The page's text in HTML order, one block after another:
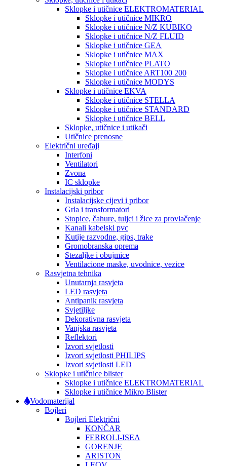
Sklopke i utičnice ELEKTROMATERIAL
Sklopke i utičnice MIKRO
Sklopke i utičnice N/Z KUBIKO
Sklopke i utičnice N/Z FLUID
Sklopke i utičnice GEA
Sklopke i utičnice MAX
Sklopke i utičnice PLATO
Sklopke i utičnice ART100 200
Sklopke i utičnice MODYS
Sklopke i utičnice EKVA
Sklopke i utičnice STELLA
Sklopke i utičnice STANDARD
Sklopke i utičnice BELL
Sklopke, utičnice i utikači
Utičnice prenosne
Električni uređaji
Interfoni
Ventilatori
Zvona
IC sklopke
Instalacijski pribor
Instalacijske cijevi i pribor
Grla i transformatori
Stopice, čahure, tuljci i žice za provlačenje
Kanali kabelski pvc
Kutije razvodne, gips, trake
Gromobranska oprema
Stezaljke i obujmice
Ventilacione maske, uvodnice, vezice
Rasvjetna tehnika
Unutarnja rasvjeta
LED rasvjeta
Antipanik rasvjeta
Svjetiljke
Dekorativna rasvjeta
Vanjska rasvjeta
Reflektori
Izvori svjetlosti
Izvori svjetlosti PHILIPS
Izvori svjetlosti LED
Sklopke i utičnice blister
Sklopke i utičnice ELEKTROMATERIAL
Sklopke i utičnice Mikro Blister
Vodomaterijal
Bojleri
Bojleri Električni
KONČAR
FERROLI-ISEA
GORENJE
ARISTON